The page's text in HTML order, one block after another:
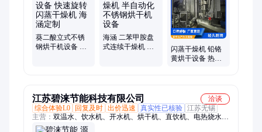
机、辗压造粒机、沸腾制粒干燥机、滚筒混料机、摇摆制粒机、
卧式沸腾干燥机、整粒粉碎机、摇摆颗粒机、气流干燥机、空心
桨叶干燥机、闪蒸干燥机、双锥回转真空干燥机
葵二酸立式不锈
钢烘干机设备 快
海涵 二苯甲胺盘
式连续干燥机 半
闪蒸干燥机 铅铬
黄烘干设备 热传
江苏碧涞节能科技有限公司
洽谈
综合体验L0
回复及时 出价迅速 真实性已核验 江苏无锡
主营： 双温水、饮水机、开水机、烘干机、直饮机、电热烧水、
过滤滤芯、立式热水机、商用开水器、净饮一体机、热泵热水